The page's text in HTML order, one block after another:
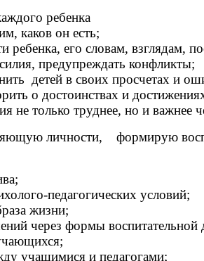
ребенка
каков он есть;
ребенка, его словам, взглядам,
предупреждать конфликты;
детей в своих просчетах и
о достоинствах и
не только труднее, но и важнее
личности, формирую
педагогических условий;
жизни;
через формы воспитательной
учащимися и педагогами;